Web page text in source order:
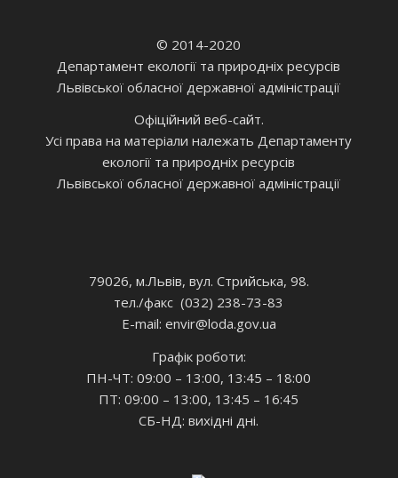
© 2014-2020
Департамент екології та природніх ресурсів
Львівської обласної державної адміністрації
Офіційний веб-сайт.
Усі права на матеріали належать Департаменту
екології та природніх ресурсів
Львівської обласної державної адміністрації
79026, м.Львів, вул. Стрийська, 98.
тел./факс (032) 238-73-83
E-mail: envir@loda.gov.ua
Графік роботи:
ПН-ЧТ: 09:00 – 13:00, 13:45 – 18:00
ПТ: 09:00 – 13:00, 13:45 – 16:45
СБ-НД: вихідні дні.